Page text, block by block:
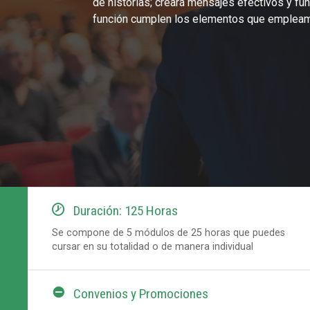
función cumplen los elementos que
 Duración: 125 Horas
Se compone de 5 módulos de 25 horas que puedes
cursar en su totalidad o de manera individual
 Convenios y Promociones